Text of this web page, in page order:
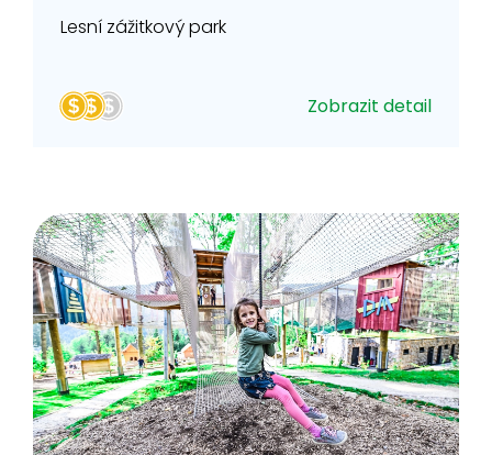
Lesní zážitkový park
Zobrazit detail